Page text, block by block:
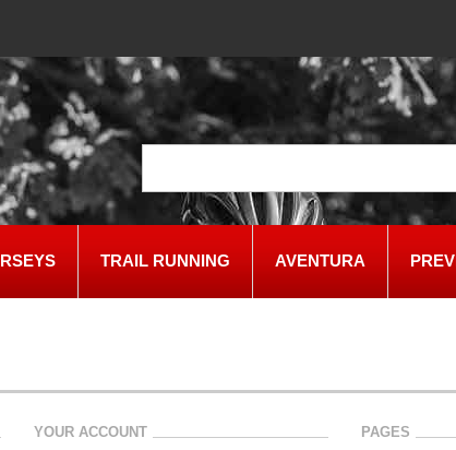
TRAIL RUNNING AVENTURA
YOUR ACCOUNT PAGES